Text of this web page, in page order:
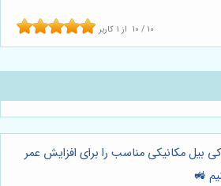
10 / 10 از 1 کاربر
بیل مکانیکی مناسب را برای افزایش عمر
🚜